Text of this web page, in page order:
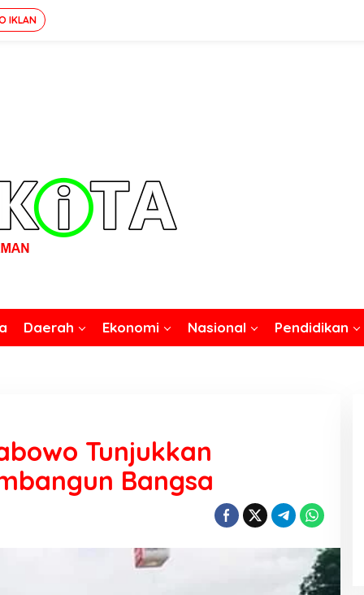
IKLAN
Daerah Ekonomi Nasional Pendidikan
Tunjukkan
Bangsa
KEMARAU, ANTARA SUNNATULLAH
DAN MUHASABAH